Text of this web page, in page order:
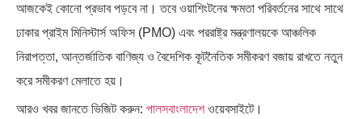
আজকেই কোনো প্রভাব পড়বে না। তবে ওয়াশিংটনের ক্ষমতা পরিবর্তনের সাথে সাথে
ঢাকার প্রাইম মিনিস্টার্স অফিস (PMO) এবং পররাষ্ট্র মন্ত্রণালয়কে আঞ্চলিক
নিরাপত্তা, আন্তর্জাতিক বাণিজ্য ও বৈদেশিক কূটনৈতিক সমীকরণ বজায় রাখতে নতুন
করে সমীকরণ মেলাতে হয়।
আরও খবর জানতে ভিজিট করুন: পালসবাংলাদেশওয়েবসাইটে।